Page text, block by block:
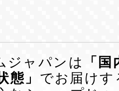
ジャパンは
「
態」 でお届けす